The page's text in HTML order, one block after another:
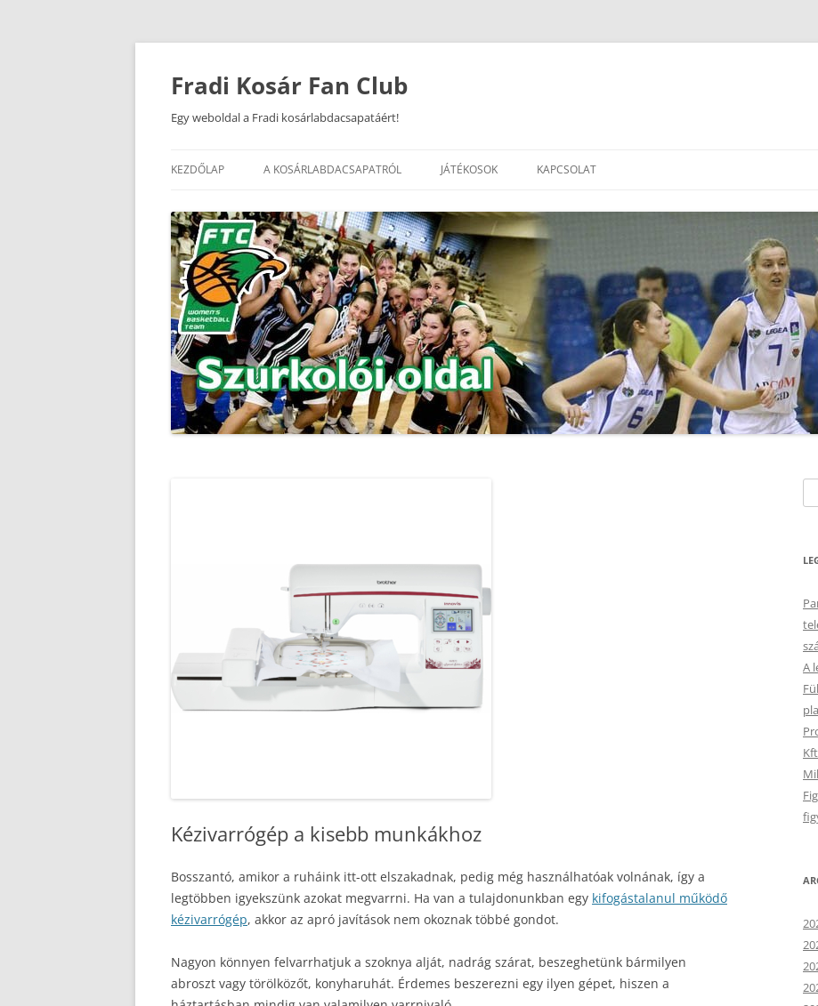
Kilépés
tartalomba
Fradi Kosár Fan Club
Egy weboldal a Fradi kosárlabdacsapatáért!
KEZDŐLAP A KOSÁRLABDACSAPATRÓL JÁTÉKOSOK KAPCSOLAT
Kézivarrógép a kisebb munkákhoz
Bosszantó, amikor a ruháink itt-ott elszakadnak, pedig még használhatóak volnának, így a
legtöbben igyekszünk azokat megvarrni. Ha van a tulajdonunkban egy kifogástalanul működő
kézivarrógép, akkor az apró javítások nem okoznak többé gondot.
Nagyon könnyen felvarrhatjuk a szoknya alját, nadrág szárat, beszeghetünk bármilyen
abroszt vagy törölközőt, konyharuhát. Érdemes beszerezni egy ilyen gépet, hiszen a
A